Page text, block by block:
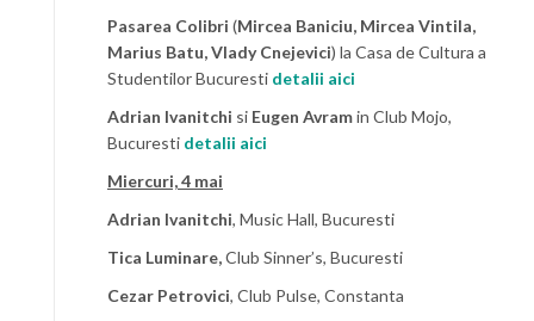
Pasarea Colibri (Mircea Baniciu, Mircea Vintila,
Marius Batu, Vlady Cnejevici) la Casa de Cultura a
Studentilor Bucuresti detalii aici
Adrian Ivanitchi si Eugen Avramin Club Mojo,
Bucuresti detalii aici
Miercuri, 4 mai
Adrian Ivanitchi, Music Hall, Bucuresti
Tica Luminare,Club Sinner’s, Bucuresti
Cezar Petrovici, Club Pulse, Constanta